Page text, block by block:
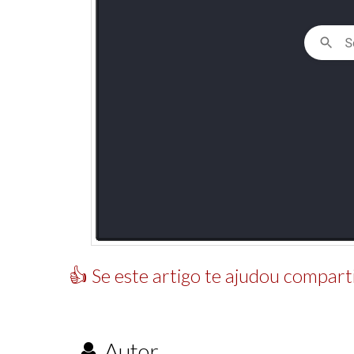
👍 Se este artigo te ajudou